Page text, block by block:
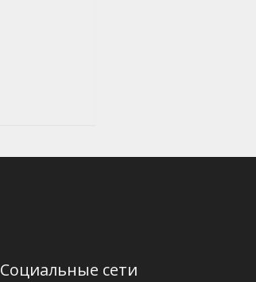
Социальные сети